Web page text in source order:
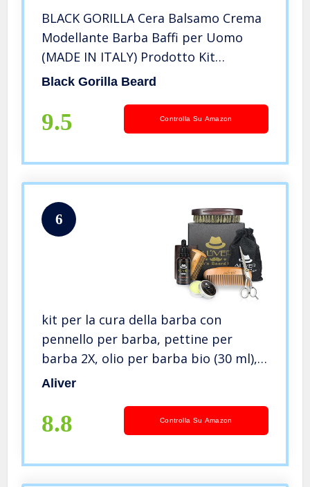
BLACK GORILLA Cera Balsamo Crema
Modellante Barba Baffi per Uomo
(MADE IN ITALY) Prodotto Kit
Trattamento Ammorbidente Per La
Emoliente QUALITA’ TOP IN ITALIA
Black Gorilla Beard
9.5 Controlla Su Amazon
6
kit per la cura della barba con
pennello per barba, pettine per
barba 2X, olio per barba bio (30 ml),
balsamo per baffi (30g) Barba Forbici
Growth.
Aliver
8.8 Controlla Su Amazon